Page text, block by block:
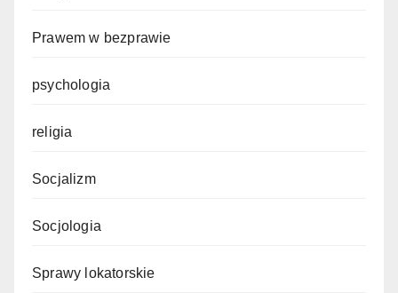
Prawem w bezprawie
psychologia
religia
Socjalizm
Socjologia
Sprawy lokatorskie